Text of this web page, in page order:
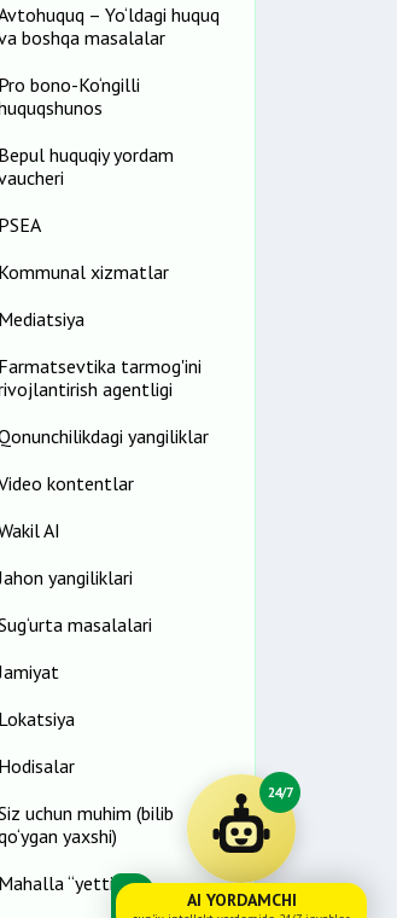
– Yo‘ldagi huquq
boshqa masalalar
Pro bono-Ko‘ngilli
Bepul huquqiy yordam
PSEA
Kommunal xizmatlar
Mediatsiya
Farmatsevtika tarmog'ini
agentligi
yangiliklar
kontentlar
AI
yangiliklari
masalalari
Lokatsiya
Hodisalar
uchun muhim (bilib
yaxshi)
Mahalla “yettiligi”
24/7
AI YORDAMCHI